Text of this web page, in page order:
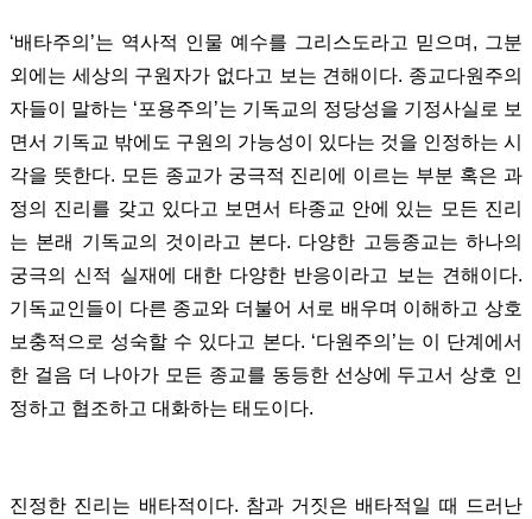
‘배타주의’는 역사적 인물 예수를 그리스도라고 믿으며, 그분
외에는 세상의 구원자가 없다고 보는 견해이다. 종교다원주의
자들이 말하는 ‘포용주의’는 기독교의 정당성을 기정사실로 보
면서 기독교 밖에도 구원의 가능성이 있다는 것을 인정하는 시
각을 뜻한다. 모든 종교가 궁극적 진리에 이르는 부분 혹은 과
정의 진리를 갖고 있다고 보면서 타종교 안에 있는 모든 진리
는 본래 기독교의 것이라고 본다. 다양한 고등종교는 하나의
궁극의 신적 실재에 대한 다양한 반응이라고 보는 견해이다.
기독교인들이 다른 종교와 더불어 서로 배우며 이해하고 상호
보충적으로 성숙할 수 있다고 본다. ‘다원주의’는 이 단계에서
한 걸음 더 나아가 모든 종교를 동등한 선상에 두고서 상호 인
정하고 협조하고 대화하는 태도이다.
진정한 진리는 배타적이다. 참과 거짓은 배타적일 때 드러난